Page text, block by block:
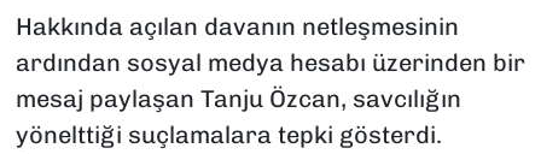
Hakkında açılan davanın netleşmesinin
ardından sosyal medya hesabı üzerinden bir
mesaj paylaşan Tanju Özcan, savcılığın
yönelttiği suçlamalara tepki gösterdi.